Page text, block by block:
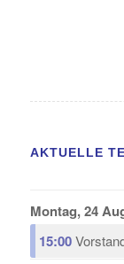
AKTUELLE
Montag, 24
15:00